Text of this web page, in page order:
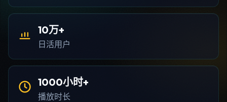
10万+
日活用户
1000小时+
播放时长